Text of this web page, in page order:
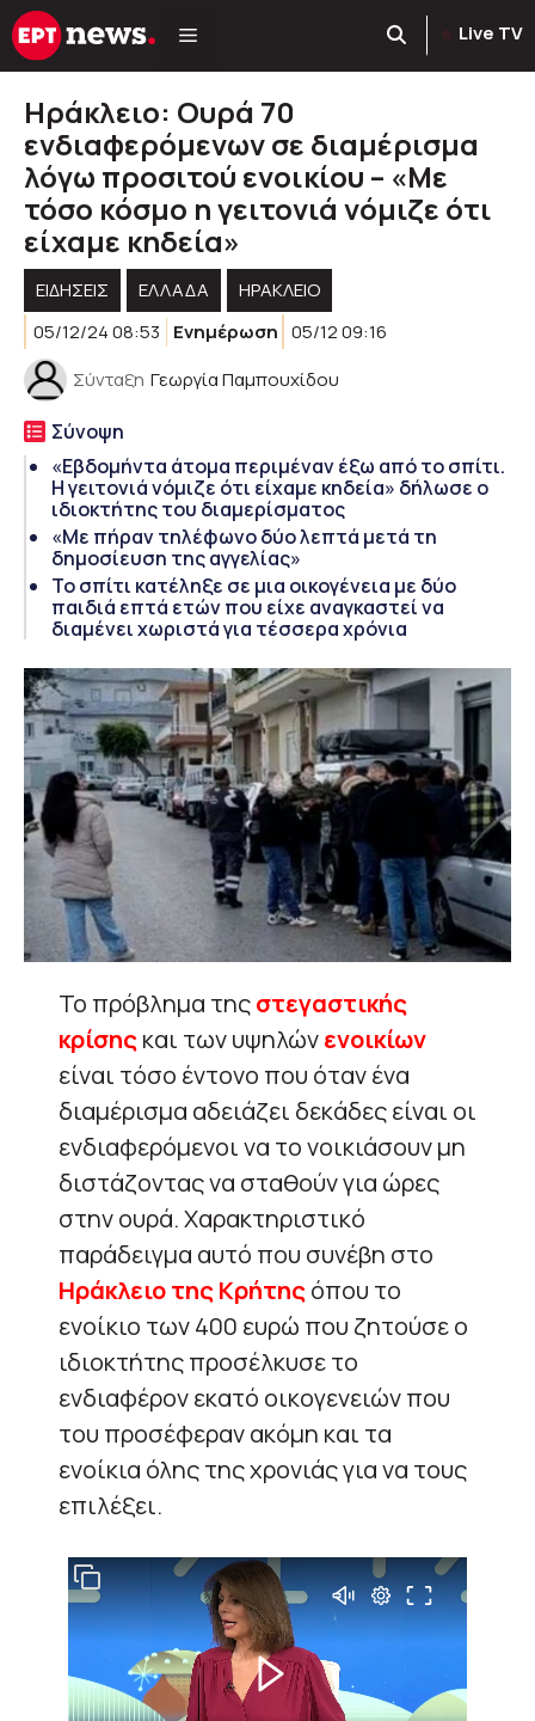
Μετάβαση
σε
Live TV
Ηράκλειο: Ουρά 70
ενδιαφερόμενων σε διαμέρισμα
λόγω προσιτού ενοικίου – «Με
τόσο κόσμο η γειτονιά νόμιζε ότι
είχαμε κηδεία»
ΕΙΔΗΣΕΙΣ ΕΛΛΑΔΑ
ΗΡΑΚΛΕΙΟ
05/12/24 08:53
Ενημέρωση 05/12 09:16
Σύνταξη Γεωργία Παμπουχίδου
Σύνοψη
«Εβδομήντα άτομα περιμέναν έξω από το σπίτι.
Η γειτονιά νόμιζε ότι είχαμε κηδεία» δήλωσε ο
ιδιοκτήτης του διαμερίσματος
«Με πήραν τηλέφωνο δύο λεπτά μετά τη
δημοσίευση της αγγελίας»
Το σπίτι κατέληξε σε μια οικογένεια με δύο
παιδιά επτά ετών που είχε αναγκαστεί να
διαμένει χωριστά για τέσσερα χρόνια
Το πρόβλημα τηςστεγαστικής
κρίσηςκαι των υψηλώνενοικίων
είναι τόσο έντονο που όταν ένα
διαμέρισμα αδειάζει δεκάδες είναι οι
ενδιαφερόμενοι να το νοικιάσουν μη
διστάζοντας να σταθούν για ώρες
στην ουρά. Χαρακτηριστικό
παράδειγμα αυτό που συνέβη στο
Ηράκλειο της Κρήτηςόπου το
ενοίκιο των 400 ευρώ που ζητούσε ο
ιδιοκτήτης προσέλκυσε το
ενδιαφέρον εκατό οικογενειών που
του προσέφεραν ακόμη και τα
ενοίκια όλης της χρονιάς για να τους
επιλέξει.